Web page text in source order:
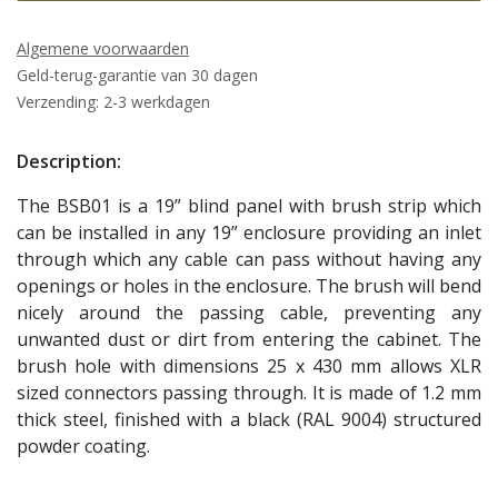
Algemene voorwaarden
Geld-terug-garantie van 30 dagen
Verzending: 2-3 werkdagen
Description:
The BSB01 is a 19” blind panel with brush strip which
can be installed in any 19” enclosure providing an inlet
through which any cable can pass without having any
openings or holes in the enclosure. The brush will bend
nicely around the passing cable, preventing any
unwanted dust or dirt from entering the cabinet. The
brush hole with dimensions 25 x 430 mm allows XLR
sized connectors passing through. It is made of 1.2 mm
thick steel, finished with a black (RAL 9004) structured
powder coating.